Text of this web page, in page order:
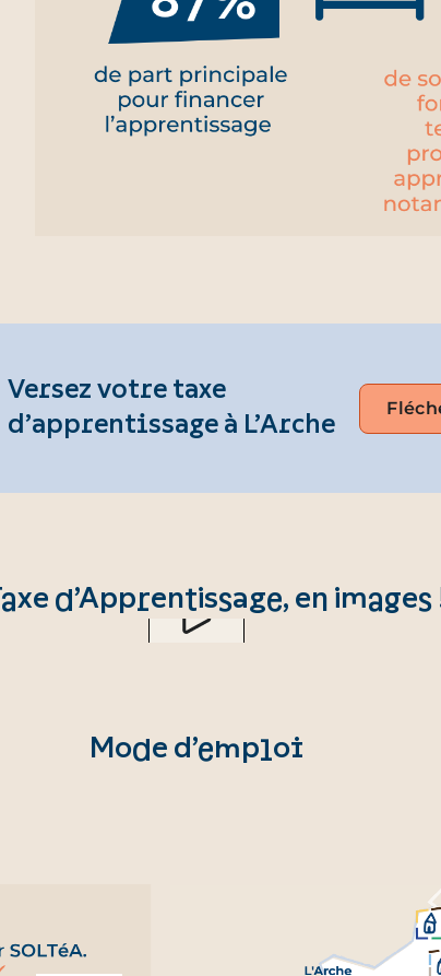
Versez votre taxe
d’apprentissage à L’Arche
d’Apprentissage, en images
Mode d’emploi